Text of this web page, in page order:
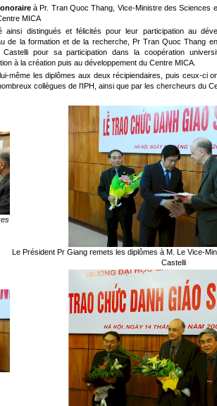
à Pr. Tran Quoc Thang, Vice-Ministre des Sciences
MICA
ainsi distingués et félicités pour leur participation au
de la formation et de la recherche, Pr Tran Quoc Thang
pour sa participation dans la coopération
à la création puis au développement du Centre MICA.
même les diplômes aux deux récipiendaires, puis ceux-ci
collègues de l'IPH, ainsi que par les chercheurs du
Le Président Pr Giang remets les diplômes à M. Le Vice-
Castelli